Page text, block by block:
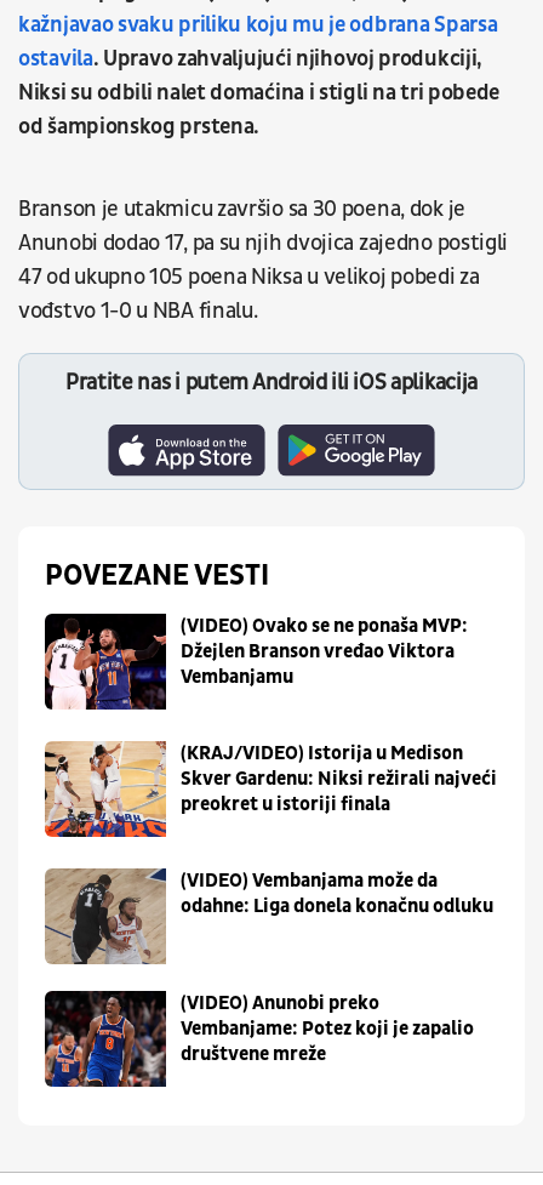
kažnjavao svaku priliku koju mu je odbrana Sparsa
ostavila. Upravo zahvaljujući njihovoj produkciji,
Niksi su odbili nalet domaćina i stigli na tri pobede
od šampionskog prstena.
Branson je utakmicu završio sa 30 poena, dok je
Anunobi dodao 17, pa su njih dvojica zajedno postigli
47 od ukupno 105 poena Niksa u velikoj pobedi za
vođstvo 1-0 u NBA finalu.
Pratite nas i putem Android ili iOS aplikacija
POVEZANE VESTI
(VIDEO) Ovako se ne ponaša MVP:
Džejlen Branson vređao Viktora
Vembanjamu
(KRAJ/VIDEO) Istorija u Medison
Skver Gardenu: Niksi režirali najveći
preokret u istoriji finala
(VIDEO) Vembanjama može da
odahne: Liga donela konačnu odluku
(VIDEO) Anunobi preko
Vembanjame: Potez koji je zapalio
društvene mreže